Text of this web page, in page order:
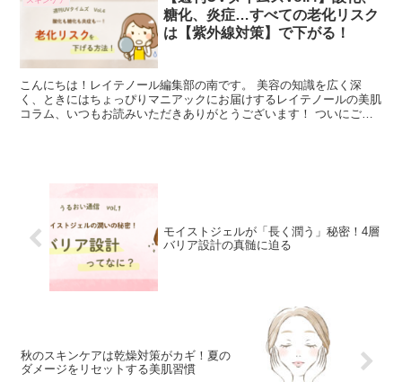
糖化、炎症…すべての老化リスク
は【紫外線対策】で下がる！
こんにちは！レイテノール編集部の南です。 美容の知識を広く深
く、ときにはちょっぴりマニアックにお届けするレイテノールの美肌
コラム、いつもお読みいただきありがとうございます！ ついにご予
モイストジェルが「長く潤う」秘密！4層
バリア設計の真髄に迫る
秋のスキンケアは乾燥対策がカギ！夏の
ダメージをリセットする美肌習慣